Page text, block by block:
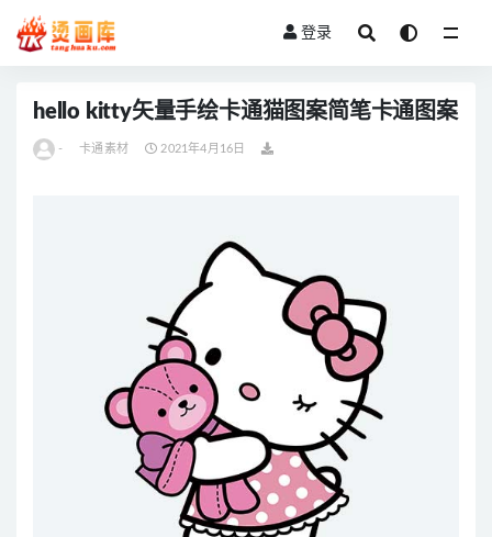
登录
hello kitty矢量手绘卡通猫图案简笔卡通图案
- 卡通素材 2021年4月16日